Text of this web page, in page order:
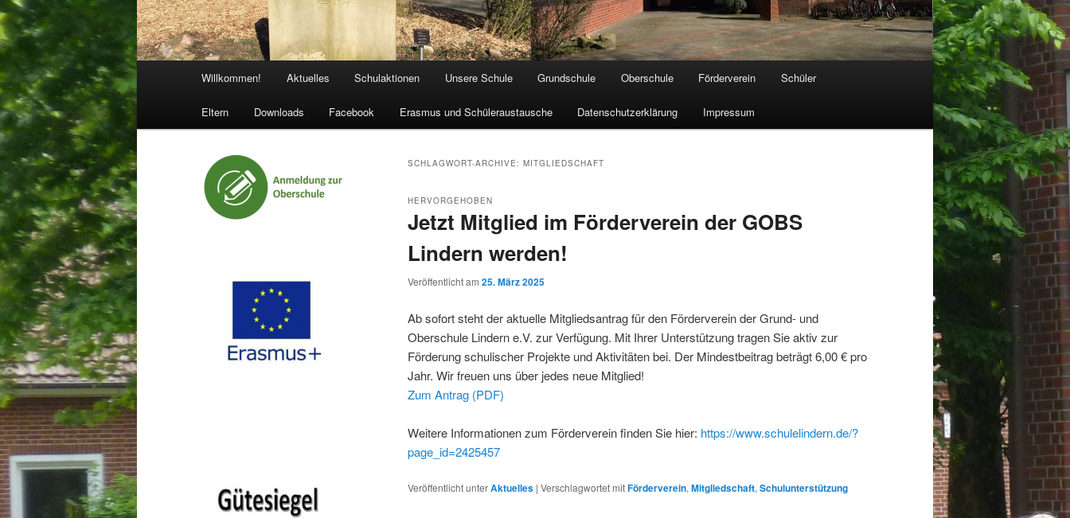
Willkommen! Aktuelles Schulaktionen Unsere Schule Grundschule Oberschule Förderverein Schüler
Eltern Downloads Facebook Erasmus und Schüleraustausche Datenschutzerklärung Impressum
SCHLAGWORT-ARCHIVE: MITGLIEDSCHAFT
Jetzt Mitglied im Förderverein der GOBS
Lindern werden!
HERVORGEHOBEN
Veröffentlicht am 25. März 2025
Ab sofort steht der aktuelle Mitgliedsantrag für den Förderverein der Grund- und
Oberschule Lindern e.V. zur Verfügung. Mit Ihrer Unterstützung tragen Sie aktiv zur
Förderung schulischer Projekte und Aktivitäten bei. Der Mindestbeitrag beträgt 6,00 € pro
Jahr. Wir freuen uns über jedes neue Mitglied!
Zum Antrag (PDF)
Weitere Informationen zum Förderverein finden Sie hier: https://www.schulelindern.de/?
page_id=2425457
Veröffentlicht unterAktuelles | Verschlagwortet mitFörderverein, Mitgliedschaft, Schulunterstützung